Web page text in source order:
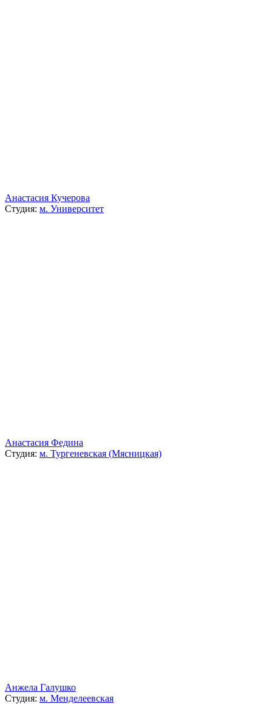
Анастасия Кучерова
Студия: м. Университет
Анастасия Федина
Студия: м. Тургеневская (Мясницкая)
Анжела Галушко
Студия: м. Менделеевская